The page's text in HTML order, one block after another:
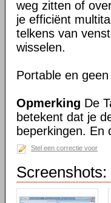
weg zitten of
je efficiënt
telkens van
wisselen.
Portable en
Opmerking De
betekent dat je
beperkingen. En
Stel een correctie voor
Screenshots: